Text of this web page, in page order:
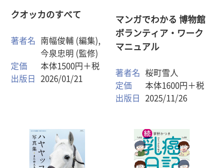
クオッカのすべて
著者名
南幅俊輔 (編集),
今泉忠明 (監修)
定価
本体1500円＋税
出版日
2026/01/21
マンガでわかる 博物館
ボランティア・ワーク
マニュアル
著者名
桜町雪人
定価
本体1600円＋税
出版日
2025/11/26